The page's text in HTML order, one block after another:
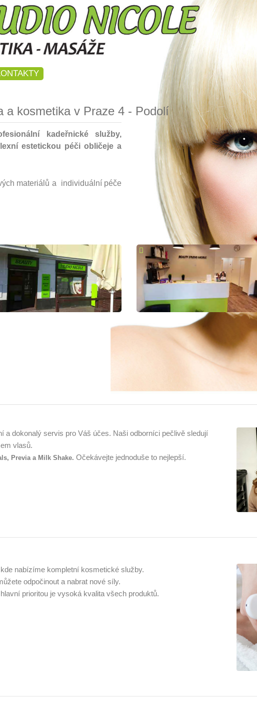
a kosmetika v Praze 4 - Podolí
kadeřnické služby,
estetickou péči obličeje a
materiálů a individuální péče
dokonalý servis pro Váš účes. Naši odborníci pečlivě sledují
vlasů.
Previa a Milk Shake. Očekávejte jednoduše to nejlepší.
nabízíme kompletní kosmetické služby.
odpočinout a nabrat nové síly.
prioritou je vysoká kvalita všech produktů.